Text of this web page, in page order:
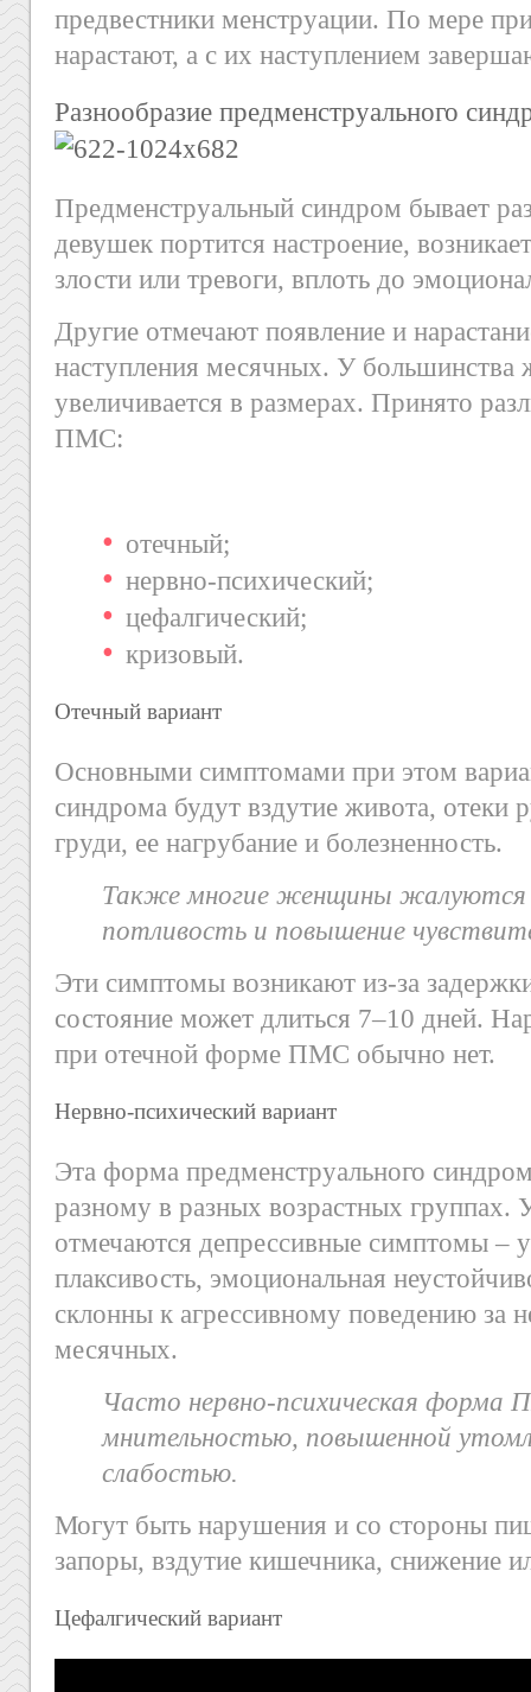
предвестники менструации. По мере
нарастают, а с их наступлением
Разнообразие предменструального
Предменструальный синдром бывает
девушек портится настроение,
злости или тревоги, вплоть до
Другие отмечают появление и
наступления месячных. У большинства
увеличивается в размерах. Принято
ПМС:
отечный;
нервно-психический;
цефалгический;
кризовый.
Отечный вариант
Основными симптомами при этом
синдрома будут вздутие живота, отеки
груди, ее нагрубание и болезненность.
Также многие женщины жалуются
потливость и повышение
Эти симптомы возникают из-за
состояние может длиться 7–10 дней.
при отечной форме ПМС обычно нет.
Нервно-психический вариант
Эта форма предменструального
разному в разных возрастных группах.
отмечаются депрессивные симптомы –
плаксивость, эмоциональная
склонны к агрессивному поведению за
месячных.
Часто нервно-психическая форма
мнительностью, повышенной
слабостью.
Могут быть нарушения и со стороны
запоры, вздутие кишечника, снижение
Цефалгический вариант